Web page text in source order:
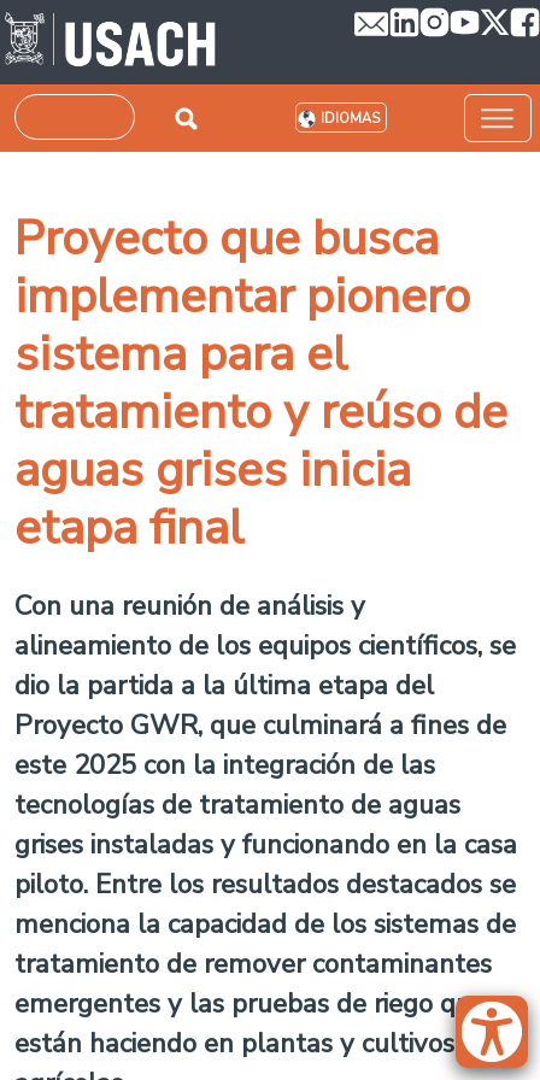
Pasar al contenido principal
Buscar IDIOMAS
Proyecto que busca
implementar pionero
sistema para el
tratamiento y reúso de
aguas grises inicia
etapa final
Con una reunión de análisis y
alineamiento de los equipos científicos, se
dio la partida a la última etapa del
Proyecto GWR, que culminará a fines de
este 2025 con la integración de las
tecnologías de tratamiento de aguas
grises instaladas y funcionando en la casa
piloto. Entre los resultados destacados se
menciona la capacidad de los sistemas de
tratamiento de remover contaminantes
emergentes y las pruebas de riego que se
están haciendo en plantas y cultivos